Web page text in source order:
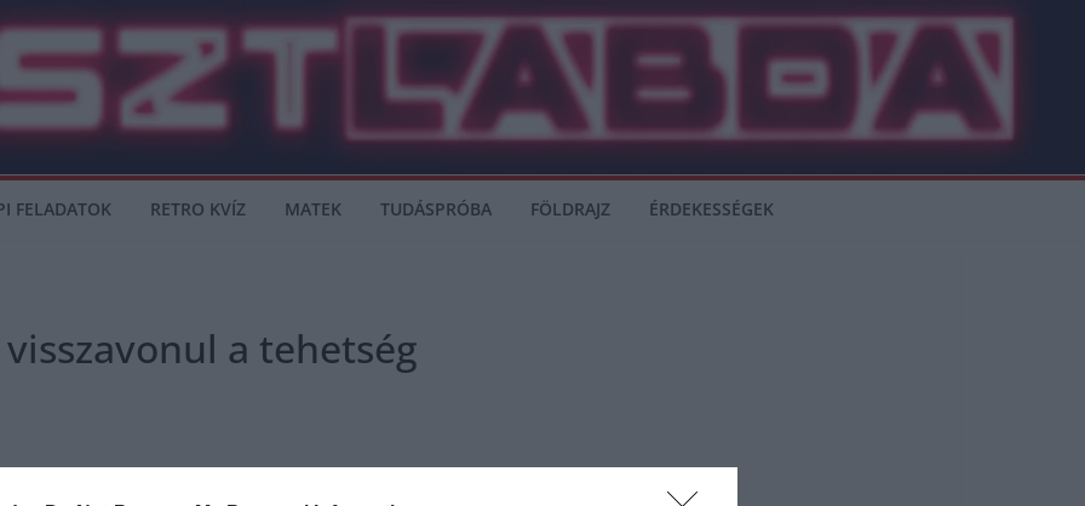
FELADATOK RETRO KVÍZ MATEK TUDÁSPRÓBA FÖLDRAJZ ÉRDEKESSÉGEK
a tehetség
Dario Scuderi, a Borussia Dortmund fiatal szélsőhátvédje.